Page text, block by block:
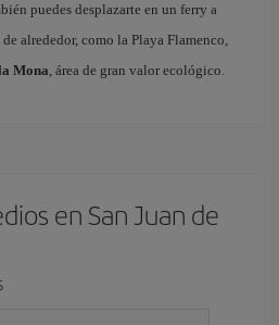
puedes desplazarte en un ferry a
alrededor, como la Playa Flamenco,
Mona, área de gran valor ecológico.
en San Juan de